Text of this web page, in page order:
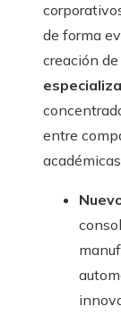
de forma
creación de
entre